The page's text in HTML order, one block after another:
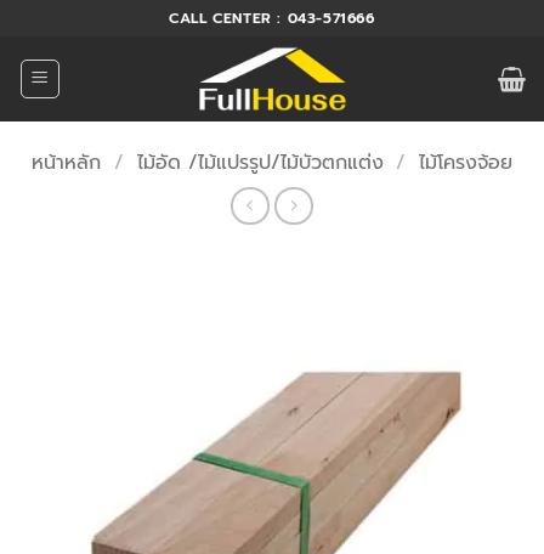
ยัง
เนื้อหา
CALL CENTER : 043-571666
หน้าหลัก / ไม้อัด /ไม้แปรรูป/ไม้บัวตกแต่ง / ไม้โครงจ้อย